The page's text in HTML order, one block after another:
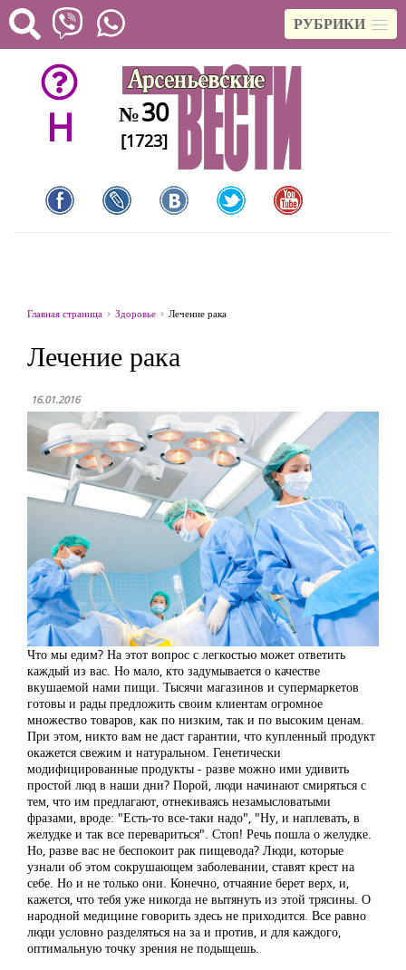
РУБРИКИ
H №30
[1723]
Главная страница Здоровье Лечение рака
Лечение рака
16.01.2016
Что мы едим? На этот вопрос с легкостью может ответить
каждый из вас. Но мало, кто задумывается о качестве
вкушаемой нами пищи. Тысячи магазинов и супермаркетов
готовы и рады предложить своим клиентам огромное
множество товаров, как по низким, так и по высоким ценам.
При этом, никто вам не даст гарантии, что купленный продукт
окажется свежим и натуральном. Генетически
модифицированные продукты - разве можно ими удивить
простой люд в наши дни? Порой, люди начинают смиряться с
тем, что им предлагают, отнекиваясь незамысловатыми
фразами, вроде: "Есть-то все-таки надо", "Ну, и наплевать, в
желудке и так все перевариться". Стоп! Речь пошла о желудке.
Но, разве вас не беспокоит рак пищевода? Люди, которые
узнали об этом сокрушающем заболевании, ставят крест на
себе. Но и не только они. Конечно, отчаяние берет верх, и,
кажется, что тебя уже никогда не вытянуть из этой трясины. О
народной медицине говорить здесь не приходится. Все равно
люди условно разделяться на за и против, и для каждого,
оптимальную точку зрения не подыщешь.